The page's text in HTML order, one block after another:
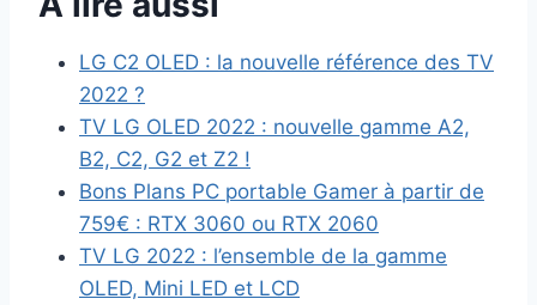
LG C2 OLED : la nouvelle référence des TV
2022 ?
TV LG OLED 2022 : nouvelle gamme A2,
B2, C2, G2 et Z2 !
Bons Plans PC portable Gamer à partir de
759€ : RTX 3060 ou RTX 2060
TV LG 2022 : l’ensemble de la gamme
OLED, Mini LED et LCD